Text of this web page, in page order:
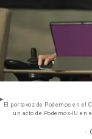
El portavoz de Podemos en el
un acto de Podemos-IU en
-